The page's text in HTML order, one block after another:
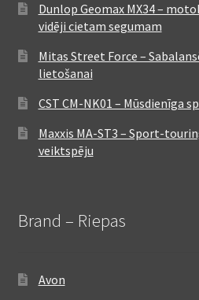
Dunlop Geomax MX34 –
vidēji cietam segumam
Mitas Street Force –
lietošanai
CST CM-NK01 – Mūsdienīga
Maxxis MA-ST3 – Sport-
veiktspēju
Brand – Riepas
Avon